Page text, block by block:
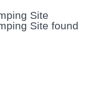
Site
Site found